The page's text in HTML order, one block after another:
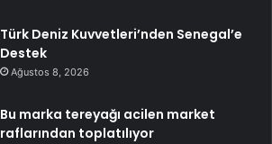
Türk Deniz Kuvvetleri’nden Senegal’e
Destek
Ağustos 8, 2026
Bu marka tereyağı acilen market
raflarından toplatılıyor